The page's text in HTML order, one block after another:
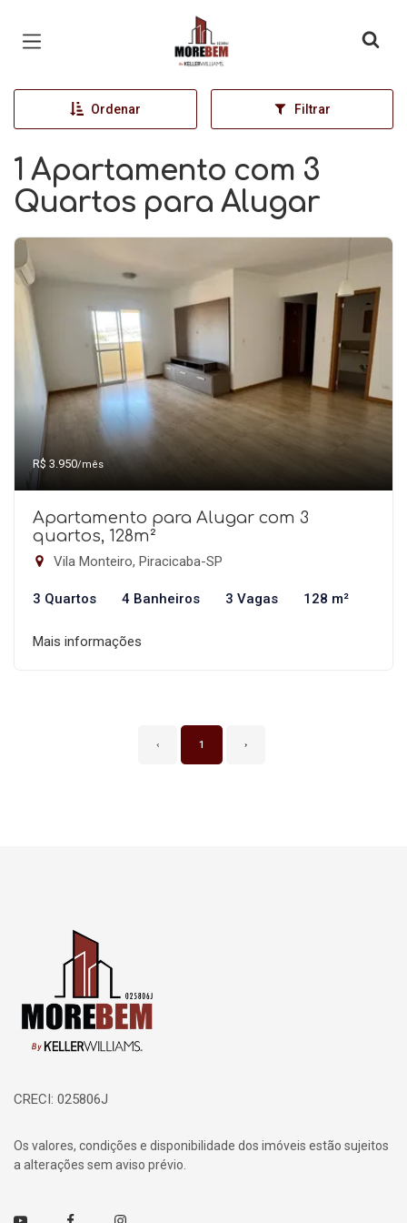
Página inicial
Ordenar Filtrar
1 Apartamento com 3
Quartos para Alugar
R$ 3.950/mês
Apartamento para Alugar com 3
quartos, 128m²
Vila Monteiro, Piracicaba-SP
3 Quartos 4 Banheiros 3 Vagas 128 m²
Mais informações
‹ 1 ›
Página inicial
CRECI: 025806J
Os valores, condições e disponibilidade dos imóveis estão sujeitos
a alterações sem aviso prévio.